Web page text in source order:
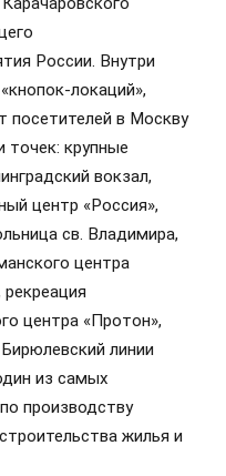
России. Внутри
локаций»,
посетителей в Москву
точек: крупные
вокзал,
центр «Россия»,
св. Владимира,
центра
центра «Протон»,
линии
из самых
производству
жилья и